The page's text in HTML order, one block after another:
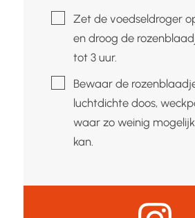
▢
Zet de voedseldroger
en droog de
tot 3 uur.
▢Bewaar de
luchtdichte doos,
waar zo weinig
kan.